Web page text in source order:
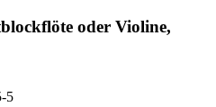
oder Violine,
5